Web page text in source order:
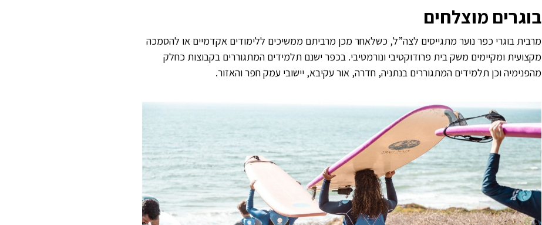
בוגרים מוצלחים
מרבית בוגרי כפר נוער מתגייסים לצה”ל, כשלאחר מכן מרביתם ממשיכים ללימודים אקדמיים או להסמכה
מקצועית ומקיימים משק בית פרודוקטיבי ונורמטיבי. בכפר ישנם תלמידים המתגוררים בקבוצות כחלק
מהפנימיה וכן תלמידים המתגוררים בנתניה, חדרה, אור עקיבא, יישובי עמק חפר והאזור.